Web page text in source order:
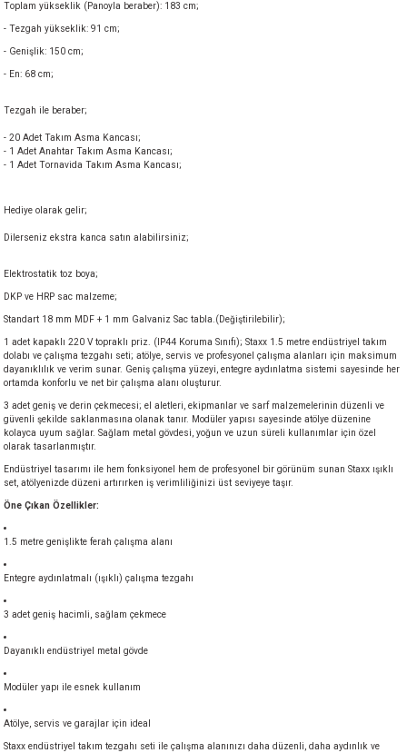
Toplam yükseklik (Panoyla beraber): 183 cm;
- Tezgah yükseklik: 91 cm;
- Genişlik: 150 cm;
- En: 68 cm;
Tezgah ile beraber;
- 20 Adet Takım Asma Kancası;
- 1 Adet Anahtar Takım Asma Kancası;
- 1 Adet Tornavida Takım Asma Kancası;
Hediye olarak gelir;
Dilerseniz ekstra kanca satın alabilirsiniz;
Elektrostatik toz boya;
DKP ve HRP sac malzeme;
Standart 18 mm MDF + 1 mm Galvaniz Sac tabla.(Değiştirilebilir);
1 adet kapaklı 220 V topraklı priz. (IP44 Koruma Sınıfı); Staxx 1.5 metre endüstriyel takım
dolabı ve çalışma tezgahı seti; atölye, servis ve profesyonel çalışma alanları için maksimum
dayanıklılık ve verim sunar. Geniş çalışma yüzeyi, entegre aydınlatma sistemi sayesinde her
ortamda konforlu ve net bir çalışma alanı oluşturur.
3 adet geniş ve derin çekmecesi; el aletleri, ekipmanlar ve sarf malzemelerinin düzenli ve
güvenli şekilde saklanmasına olanak tanır. Modüler yapısı sayesinde atölye düzenine
kolayca uyum sağlar. Sağlam metal gövdesi, yoğun ve uzun süreli kullanımlar için özel
olarak tasarlanmıştır.
Endüstriyel tasarımı ile hem fonksiyonel hem de profesyonel bir görünüm sunan Staxx ışıklı
set, atölyenizde düzeni artırırken iş verimliliğinizi üst seviyeye taşır.
Öne Çıkan Özellikler:
1.5 metre genişlikte ferah çalışma alanı
Entegre aydınlatmalı (ışıklı) çalışma tezgahı
3 adet geniş hacimli, sağlam çekmece
Dayanıklı endüstriyel metal gövde
Modüler yapı ile esnek kullanım
Atölye, servis ve garajlar için ideal
Staxx endüstriyel takım tezgahı seti ile çalışma alanınızı daha düzenli, daha aydınlık ve